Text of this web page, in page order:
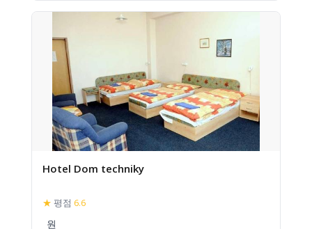
Hotel Dom techniky
★ 평점 6.6